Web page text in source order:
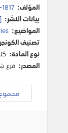
المؤلف:
بيانات النشر: [London]
المواضيع:
تصنيف
نوع المادة:
المصدر: فرع
مجموع